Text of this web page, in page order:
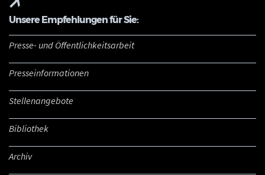
Unsere Empfehlungen für Sie:
Presse- und Öffentlichkeitsarbeit
Presseinformationen
Stellenangebote
Bibliothek
Archiv